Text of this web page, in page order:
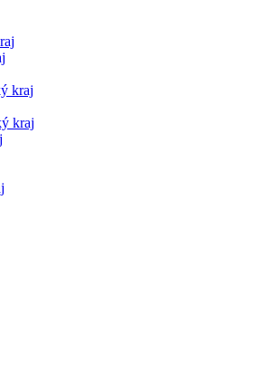
kraj
kraj